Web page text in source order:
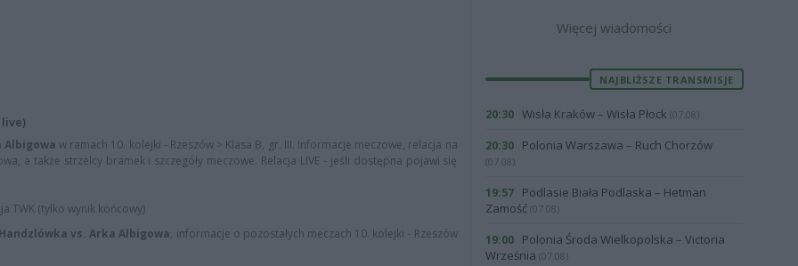
Albigowa w ramach 10. kolejki - Rzeszów > Klasa B, gr. III. Informacje meczowe, relacja na
a także strzelcy bramek i szczegóły meczowe. Relacja LIVE - jeśli dostępna pojawi się
TWK (tylko wynik końcowy)
vs. Arka Albigowa, informacje o pozostałych meczach 10. kolejki - Rzeszów
Więcej wiadomości
NAJBLIŻSZE TRANSMISJE
20:30 Wisła Kraków – Wisła Płock (07.08)
20:30 Polonia Warszawa – Ruch Chorzów
(07.08)
19:57
Podlasie Biała Podlaska – Hetman
Zamość (07.08)
19:00
Polonia Środa Wielkopolska – Victoria
Września (07.08)